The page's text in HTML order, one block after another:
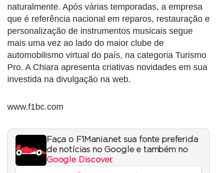
naturalmente. Após várias temporadas, a empresa
que é referência nacional em reparos, restauração e
personalização de instrumentos musicais segue
mais uma vez ao lado do maior clube de
automobilismo virtual do país, na categoria Turismo
Pro. A Chiara apresenta criativas novidades em sua
investida na divulgação na web.
www.f1bc.com
Faça o F1Mania.net sua fonte preferida
de notícias no Google e também no
Google Discover.